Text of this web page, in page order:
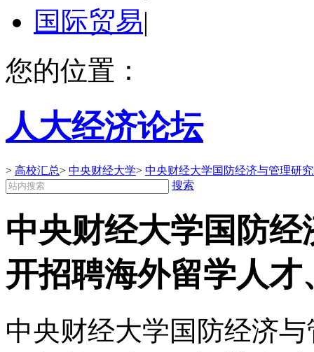
国际贸易|
您的位置：
人大经济论坛
> 高校汇总> 中央财经大学> 中央财经大学国防经济与管理研
搜索
中央财经大学国防经
开招聘海外留学人
中央财经大学国防经济